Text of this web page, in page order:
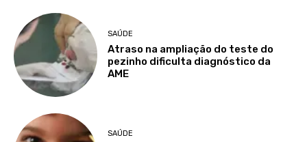
SAÚDE
Atraso na ampliação do teste do
pezinho dificulta diagnóstico da
AME
SAÚDE